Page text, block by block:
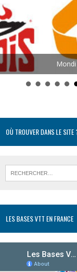
Mondi
OÙ TROUVER DANS LE SITE
LES BASES VTT EN FRANCE